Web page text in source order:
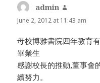
admin
June 2, 2012 at 11:43 am
母校博雅書院四年教育
畢業生
感謝校長的推動,董事會
續努力。